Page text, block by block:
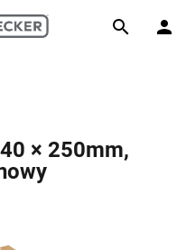
× 250mm,